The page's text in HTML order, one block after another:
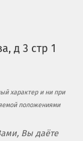
д 3 стр 1
характер и ни при
положениями
Вы даёте